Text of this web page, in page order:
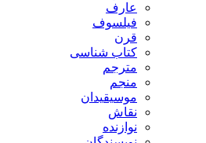
عارف
فیلسوف
کتاب شناسی
مترجم
منجم
موسیقیدان
نقاش
نوازنده